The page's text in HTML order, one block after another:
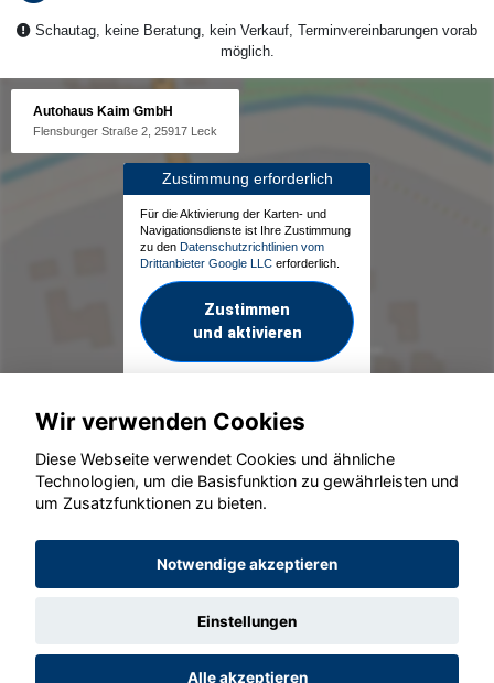
Schautag, keine Beratung, kein Verkauf, Terminvereinbarungen vorab
möglich.
Autohaus Kaim GmbH
Flensburger Straße 2, 25917 Leck
Zustimmung erforderlich
Für die Aktivierung der Karten- und
Navigationsdienste ist Ihre Zustimmung
zu den Datenschutzrichtlinien vom
Drittanbieter Google LLC erforderlich.
Zustimmen
und aktivieren
© konjunkturmotor.de GmbH 2020 - 2026
Wir verwenden Cookies
Diese Webseite verwendet Cookies und ähnliche
Technologien, um die Basisfunktion zu gewährleisten und
um Zusatzfunktionen zu bieten.
Notwendige akzeptieren
Einstellungen
Alle akzeptieren